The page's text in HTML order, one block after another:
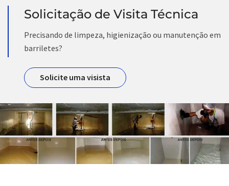
Solicitação de Visita Técnica
Precisando de limpeza, higienização ou manutenção em
barriletes?
Solicite uma visista